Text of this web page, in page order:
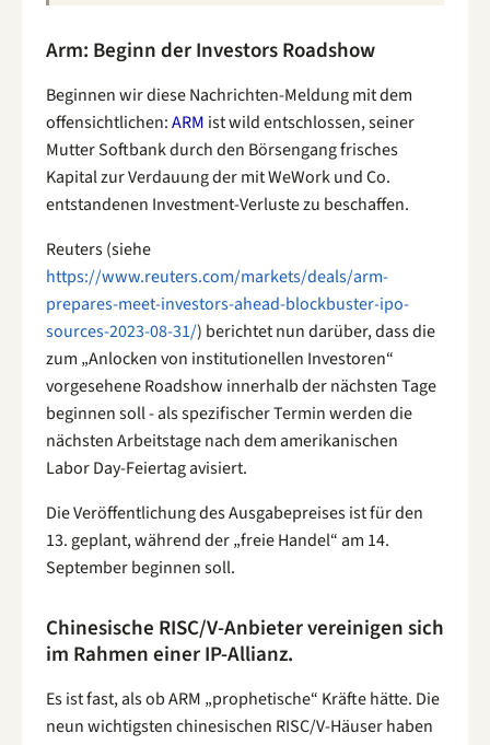
Arm: Beginn der Investors Roadshow
Beginnen wir diese Nachrichten-Meldung mit dem
offensichtlichen:ARM ist wild entschlossen, seiner
Mutter Softbank durch den Börsengang frisches
Kapital zur Verdauung der mit WeWork und Co.
entstandenen Investment-Verluste zu beschaffen.
Reuters (siehe
https://www.reuters.com/markets/deals/arm-
prepares-meet-investors-ahead-blockbuster-ipo-
sources-2023-08-31/) berichtet nun darüber, dass die
zum „Anlocken von institutionellen Investoren“
vorgesehene Roadshow innerhalb der nächsten Tage
beginnen soll - als spezifischer Termin werden die
nächsten Arbeitstage nach dem amerikanischen
Labor Day-Feiertag avisiert.
Die Veröffentlichung des Ausgabepreises ist für den
13. geplant, während der „freie Handel“ am 14.
September beginnen soll.
Chinesische RISC/V-Anbieter vereinigen sich
im Rahmen einer IP-Allianz.
Es ist fast, als ob ARM „prophetische“ Kräfte hätte. Die
neun wichtigsten chinesischen RISC/V-Häuser haben